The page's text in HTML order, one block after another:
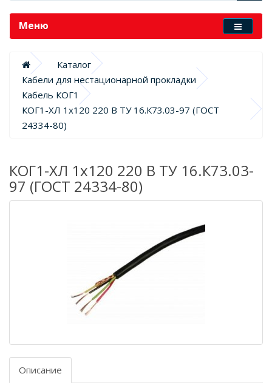
Меню
Каталог
Кабели для нестационарной прокладки
Кабель КОГ1
КОГ1-ХЛ 1х120 220 В ТУ 16.К73.03-97 (ГОСТ
24334-80)
КОГ1-ХЛ 1х120 220 В ТУ 16.К73.03-
97 (ГОСТ 24334-80)
Описание